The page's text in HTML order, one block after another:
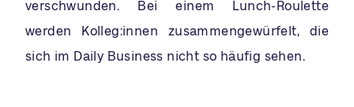
verschwunden. Bei einem Lunch-Roulette
werden Kolleg:innen zusammengewürfelt, die
sich im Daily Business nicht so häufig sehen.